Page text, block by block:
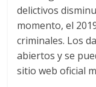
delictivos
momento, el
criminales. Los
abiertos y se
sitio web oficial